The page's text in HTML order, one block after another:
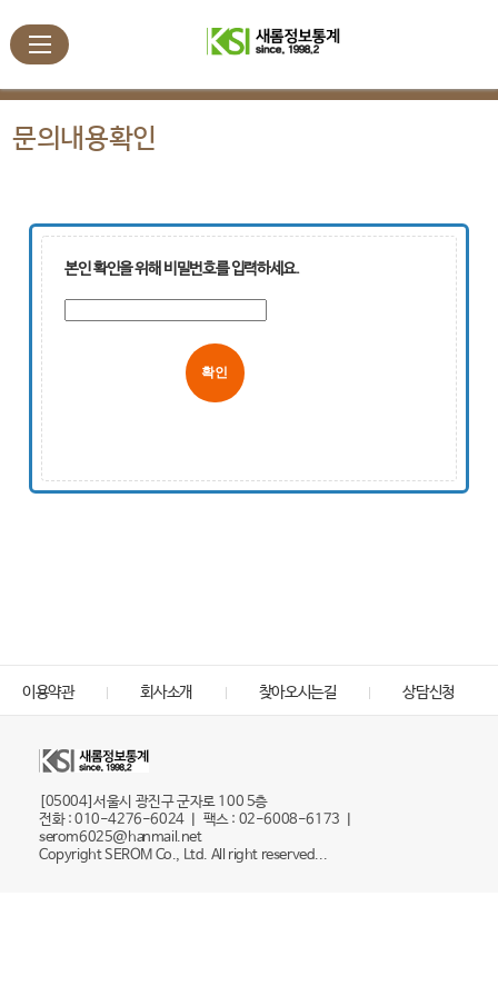
문의내용확인
본인 확인을 위해 비밀번호를 입력하세요.
이용약관 회사소개 찾아오시는길 상담신청
[05004]서울시 광진구 군자로 100 5층
전화 : 010-4276-6024 ㅣ 팩스 : 02-6008-6173 ㅣ
serom6025@hanmail.net
Copyright SEROM Co., Ltd. All right reserved...